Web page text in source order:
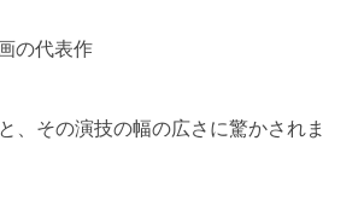
の代表作
、その演技の幅の広さに驚かされま